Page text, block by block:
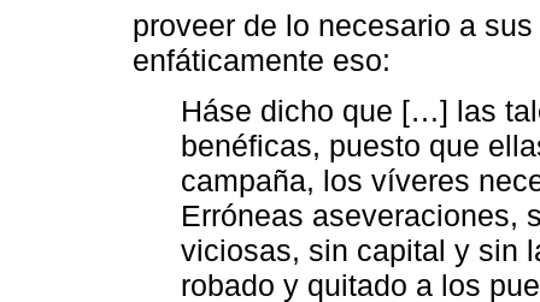
proveer de lo necesario a
enfáticamente eso:
Háse dicho que […] las
benéficas, puesto que
campaña, los víveres
Erróneas aseveraciones,
viciosas, sin capital y sin
robado y quitado a los